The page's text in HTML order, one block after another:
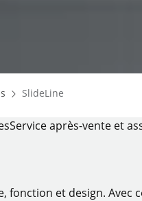
Homepage
SlideLine
Service après-vente et
et design.